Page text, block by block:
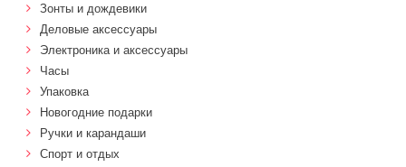
Зонты и дождевики
Деловые аксессуары
Электроника и аксессуары
Часы
Упаковка
Новогодние подарки
Ручки и карандаши
Спорт и отдых